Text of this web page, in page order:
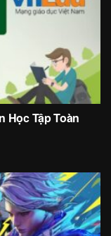
Học Tập Toàn